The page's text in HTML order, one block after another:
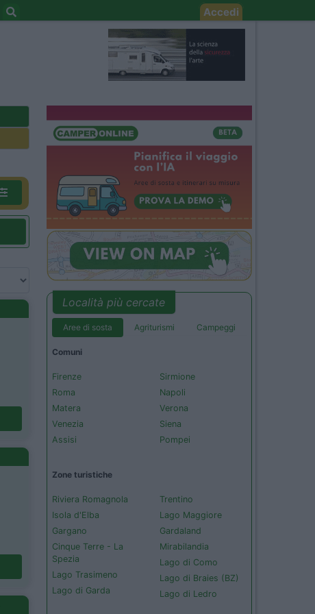
Accedi
Località più cercate
Aree di sosta Agriturismi Campeggi
Comuni
Firenze
Roma
Matera
Venezia
Assisi
Sirmione
Napoli
Verona
Siena
Pompei
Zone turistiche
Riviera Romagnola
Isola d'Elba
Gargano
Cinque Terre - La
Spezia
Lago Trasimeno
Lago di Garda
Trentino
Lago Maggiore
Gardaland
Mirabilandia
Lago di Como
Lago di Braies (BZ)
Lago di Ledro